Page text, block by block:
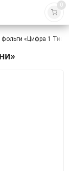
0
фольги «Цифра 1